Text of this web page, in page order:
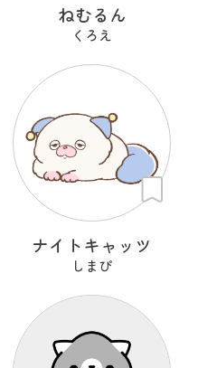
ねむるん
くろえ
ナイトキャッツ
しまぴ